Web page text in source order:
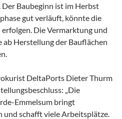
Baubeginn ist im Herbst
gut verläuft, könnte die
Die Vermarktung und
ab Herstellung der Bauflächen
DeltaPorts Dieter Thurm
„Die
Emmelsum bringt
schafft viele Arbeitsplätze.